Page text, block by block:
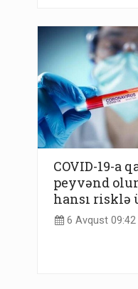
COVID-19-a
peyvənd
hansı risklə
6 Avqust 09:42